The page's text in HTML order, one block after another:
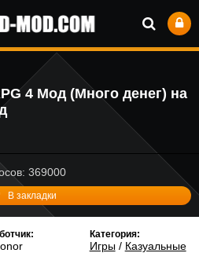
4 Мод (Много денег) на
369000
В закладки
Категория:
Игры/ Казуальные